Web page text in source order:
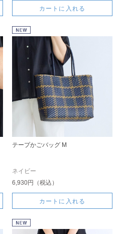
カートに入れる
テープかごバッグ M
ネイビー
6,930円（税込）
カートに入れる